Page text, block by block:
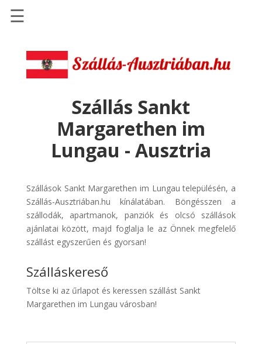
Szállások
Repülőjegy
pénzvisszatérítéssel
Autóbérlés
Discover
Cars
Transzfer
Kiwi
☰
Szállás Sankt
Margarethen im
Lungau - Ausztria
Szállások Sankt Margarethen im Lungau településén, a
Szállás-Ausztriában.hu kínálatában. Böngésszen a
szállodák, apartmanok, panziók és olcsó szállások
ajánlatai között, majd foglalja le az Önnek megfelelő
szállást egyszerűen és gyorsan!
Szálláskereső
Töltse ki az űrlapot és keressen szállást Sankt
Margarethen im Lungau városban!